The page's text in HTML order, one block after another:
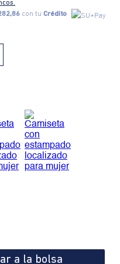
con tu Crédito
a la bolsa